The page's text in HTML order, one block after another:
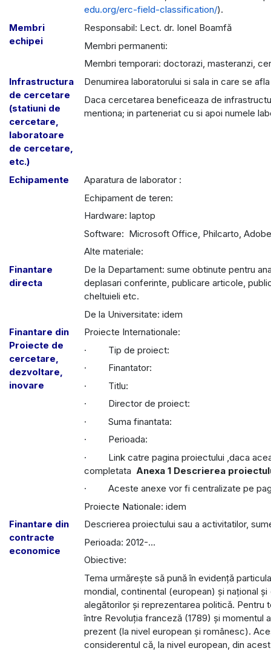
edu.org/erc-field-classification/).
Membri
echipei
Responsabil: Lect. dr. Ionel Boamfă
Membri permanenti:
Membri temporari: doctorazi, masteranzi,
Infrastructura
de cercetare
(statiuni de
cercetare,
laboratoare
de cercetare,
etc.)
Denumirea laboratorului si sala in care se afla
Daca cercetarea beneficeaza de
mentiona; in parteneriat cu si apoi numele
Echipamente
Aparatura de laborator :
Echipament de teren:
Hardware: laptop
Software: Microsoft Office, Philcarto,
Alte materiale:
Finantare
directa
De la Departament: sume obtinute pentru
deplasari conferinte, publicare articole,
cheltuieli etc.
De la Universitate: idem
Finantare din
Proiecte de
cercetare,
dezvoltare,
inovare
Proiecte Internationale:
· Tip de proiect:
· Finantator:
· Titlu:
· Director de proiect:
· Suma finantata:
· Perioada:
· Link catre pagina proiectului ,daca
completata Anexa 1 Descrierea
· Aceste anexe vor fi centralizate pe
Proiecte Nationale: idem
Finantare din
contracte
economice
Descrierea proiectului sau a activitatilor,
Perioada: 2012-...
Obiective:
Tema urmărește să pună în evidență
mondial, continental (european) și național
alegătorilor și reprezentarea politică.
între Revoluția franceză (1789) și momentul
prezent (la nivel european și românesc).
considerentul că, la nivel european, din